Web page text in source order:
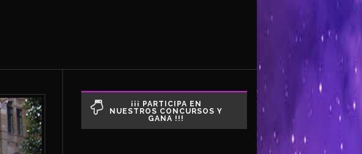
¡¡¡ PARTICIPA EN
NUESTROS CONCURSOS Y
GANA !!!